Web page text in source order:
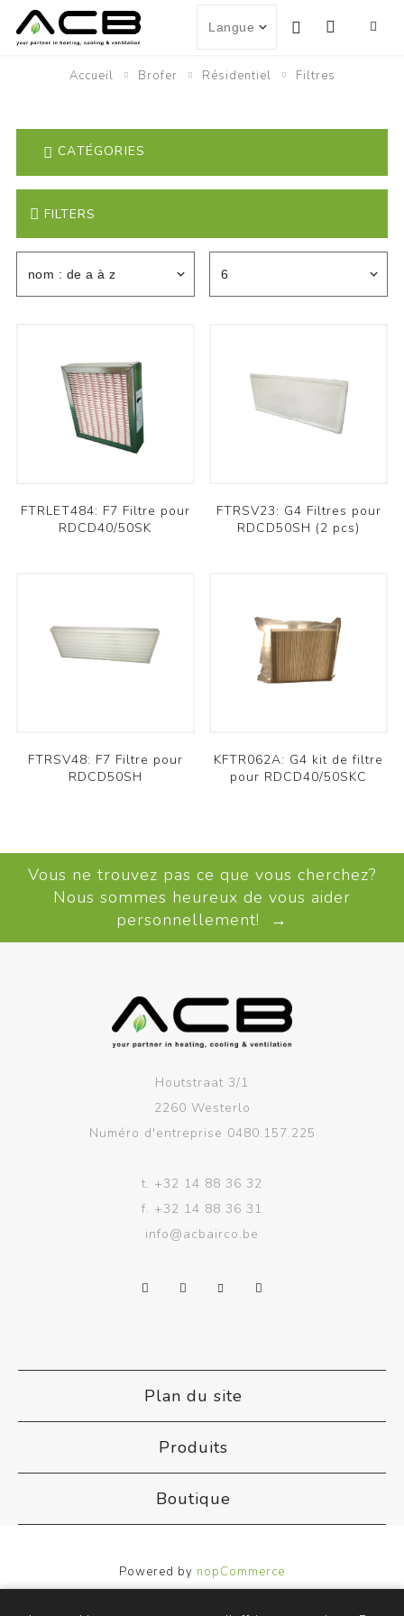
Accueil Brofer Résidentiel Filtres
FILTERS
FTRLET484: F7 Filtre pour
RDCD40/50SK
FTRSV23: G4 Filtres pour
RDCD50SH (2 pcs)
FTRSV48: F7 Filtre pour
RDCD50SH
KFTR062A: G4 kit de filtre
pour RDCD40/50SKC
CATÉGORIES
Vous ne trouvez pas ce que vous cherchez?
Nous sommes heureux de vous aider
personnellement! →
Houtstraat 3/1
2260 Westerlo
Numéro d'entreprise 0480.157.225
t. +32 14 88 36 32
f. +32 14 88 36 31
info@acbairco.be
Plan du site
Produits
Boutique
Powered by nopCommerce
Designed byNop-Templates.com